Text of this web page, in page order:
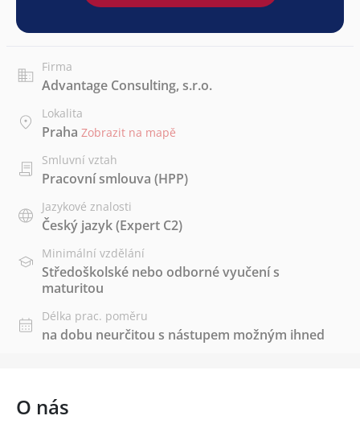
Firma
Advantage Consulting, s.r.o.
Lokalita
Praha Zobrazit na mapě
Smluvní vztah
Pracovní smlouva (HPP)
Jazykové znalosti
Český jazyk(Expert C2)
Minimální vzdělání
Středoškolské nebo odborné vyučení s
maturitou
Délka prac. poměru
na dobu neurčitou s nástupem možným ihned
O nás